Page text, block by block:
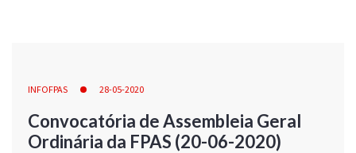
INFOFPAS 28-05-2020
Convocatória de Assembleia Geral
Ordinária da FPAS (20-06-2020)